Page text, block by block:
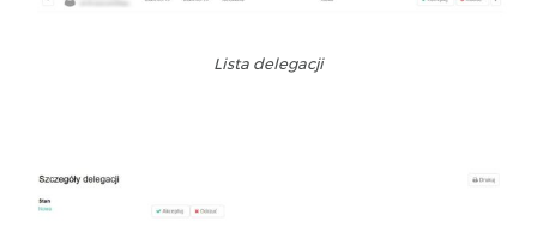
Lista delegacji